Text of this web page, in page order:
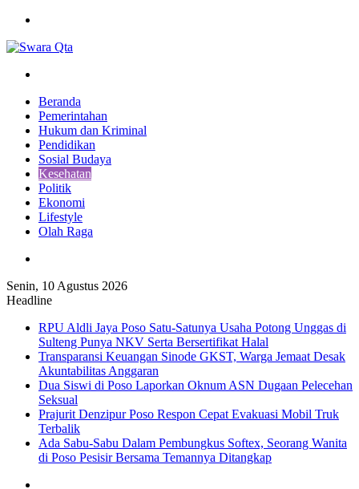
Beranda
Pemerintahan
Hukum dan Kriminal
Pendidikan
Sosial Budaya
Kesehatan
Politik
Ekonomi
Lifestyle
Olah Raga
Senin, 10 Agustus 2026
Headline
RPU Aldli Jaya Poso Satu-Satunya Usaha Potong Unggas di
Sulteng Punya NKV Serta Bersertifikat Halal
Transparansi Keuangan Sinode GKST, Warga Jemaat Desak
Akuntabilitas Anggaran
Dua Siswi di Poso Laporkan Oknum ASN Dugaan Pelecehan
Seksual
Prajurit Denzipur Poso Respon Cepat Evakuasi Mobil Truk
Terbalik
Ada Sabu-Sabu Dalam Pembungkus Softex, Seorang Wanita
di Poso Pesisir Bersama Temannya Ditangkap